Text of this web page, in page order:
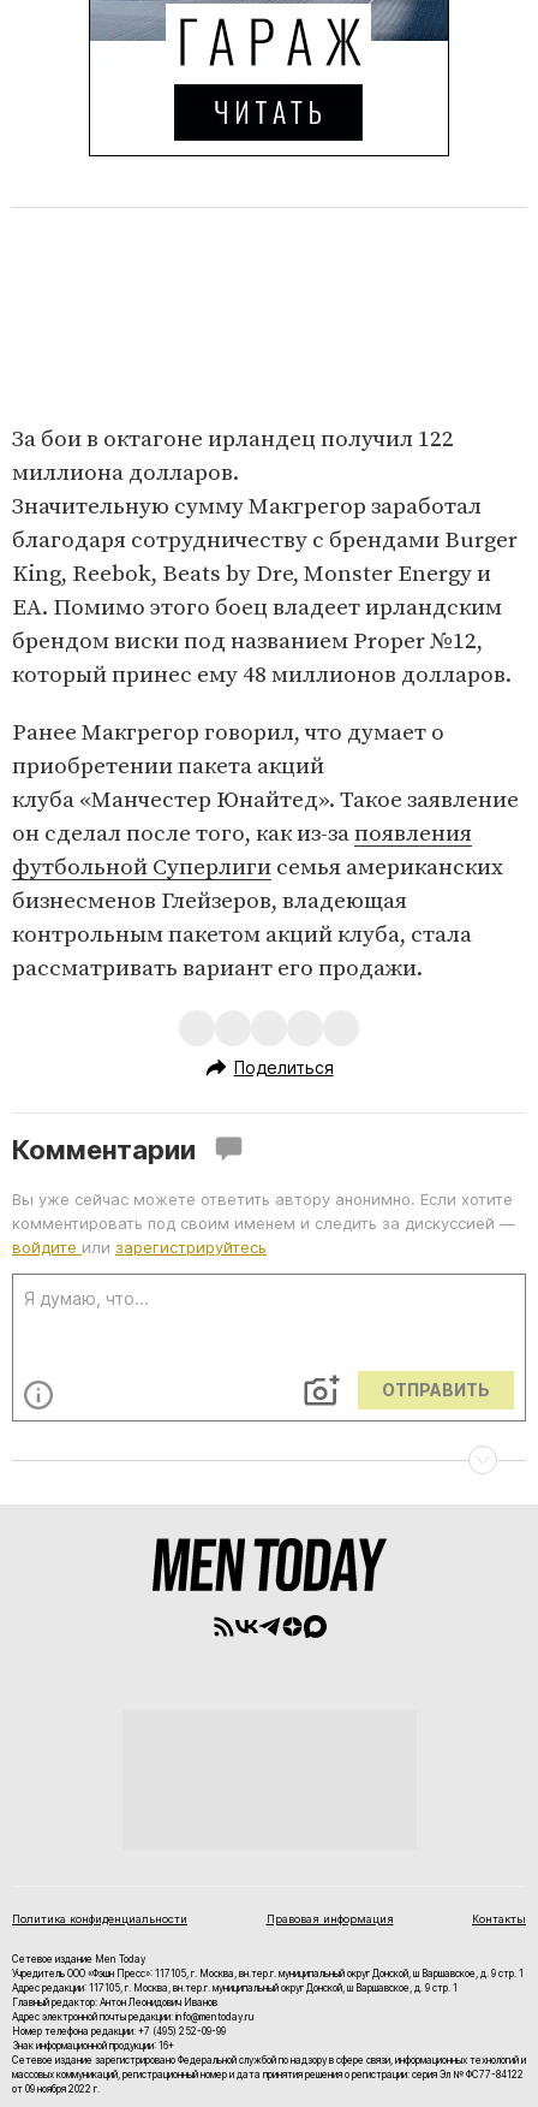
За бои в октагоне ирландец получил 122
миллиона долларов.
Значительную сумму Макгрегор заработал
благодаря сотрудничеству с брендами Burger
King, Reebok, Beats by Dre, Monster Energy и
EA. Помимо этого боец владеет ирландским
брендом виски под названием Proper №12,
который принес ему 48 миллионов долларов.
Ранее Макгрегор говорил, что думает о
приобретении пакета акций
клуба «Манчестер Юнайтед». Такое заявление
он сделал после того, как из-запоявления
футбольной Суперлиги семья американских
бизнесменов Глейзеров, владеющая
контрольным пакетом акций клуба, стала
рассматривать вариант его продажи.
Поделиться
Комментарии
Вы уже сейчас можете ответить автору анонимно. Если хотите
комментировать под своим именем и следить за дискуссией —
войдите или зарегистрируйтесь
ОТПРАВИТЬ
Политика конфиденциальности Правовая информация Контакты
Сетевое издание Men Today
Учредитель ООО «Фэшн Пресс»: 117105, г. Москва, вн.тер.г. муниципальный округ Донской, ш Варшавское, д. 9 стр. 1
Адрес редакции: 117105, г. Москва, вн.тер.г. муниципальный округ Донской, ш Варшавское, д. 9 стр. 1
Главный редактор: Антон Леонидович Иванов
Адрес электронной почты редакции: info@mentoday.ru
Номер телефона редакции: +7 (495) 252-09-99
Знак информационной продукции: 16+
Cетевое издание зарегистрировано Федеральной службой по надзору в сфере связи, информационных технологий и
массовых коммуникаций, регистрационный номер и дата принятия решения о регистрации: серия Эл № ФС77-84122
от 09 ноября 2022 г.